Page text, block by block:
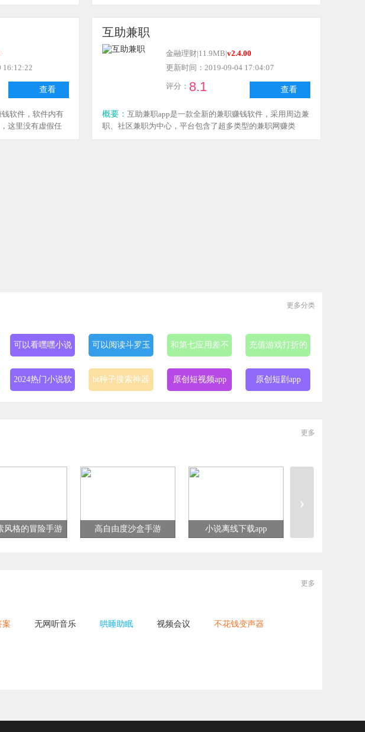
软件的用户快来下载吧！
查看
16:12:22
软件，软件内有
这里没有虚假任
互助兼职
查看
金融理财|11.9MB|v2.4.00
更新时间：2019-09-04 17:04:07
评分： 8.1
概要： 互助兼职app是一款全新的兼职赚钱软件，采用周边兼
职、社区兼职为中心，平台包含了超多类型的兼职网赚类
更多分类
可以看嘿嘿小说
的app
可以阅读斗罗玉
转漫画的软件
和第七应用差不
多的软件
充值游戏打折的
app
2024热门小说软 bt种子搜索神器 原创短视频app 原创短剧app
件
更多
风格的冒险手游 高自由度沙盒手游 小说离线下载app
›
更多
案 无网听音乐 哄睡助眠 视频会议 不花钱变声器